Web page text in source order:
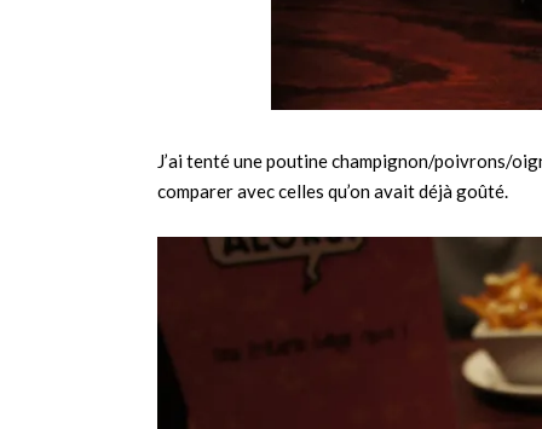
J’ai tenté une poutine champignon/poivrons/
comparer avec celles qu’on avait déjà goûté.